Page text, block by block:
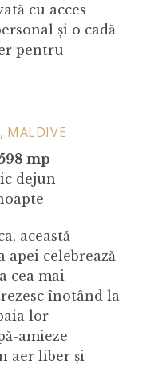
cu acces
și o cadă
pentru
MALDIVE
mp
dejun
această
apei celebrează
cea mai
înotând la
lor
amieze
aer liber și